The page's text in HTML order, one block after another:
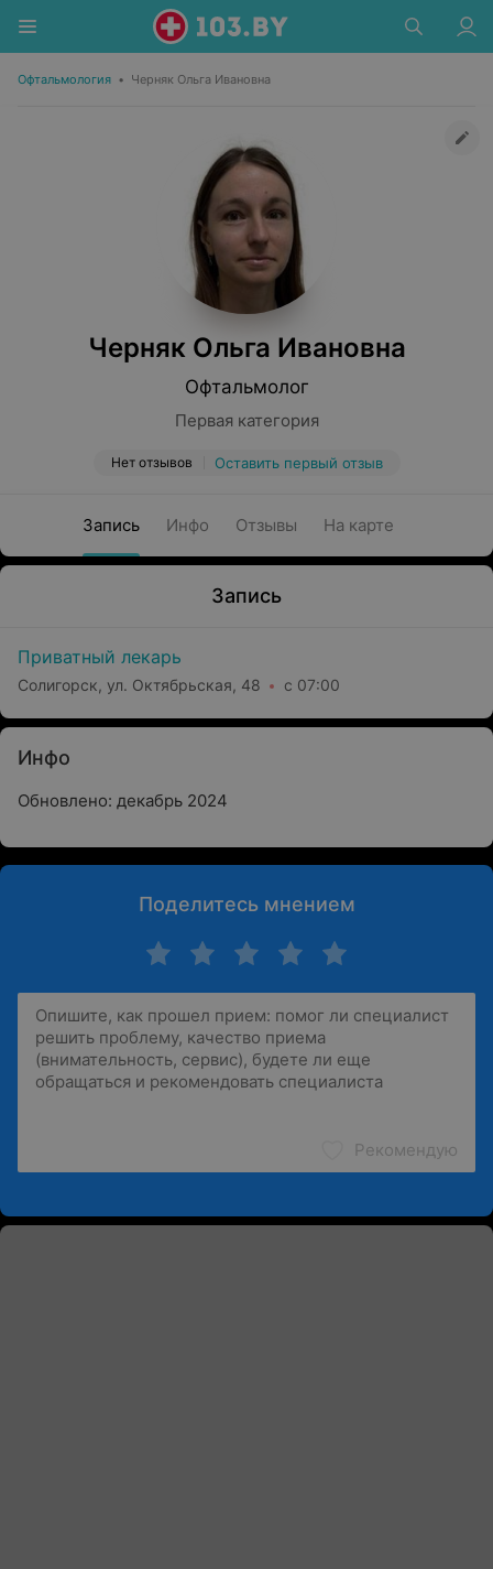
Офтальмология • Черняк Ольга Ивановна
Черняк Ольга Ивановна
Офтальмолог
Первая категория
Нет отзывов Оставить первый отзыв
Запись Инфо Отзывы На карте
Запись
Приватный лекарь
Солигорск, ул. Октябрьская, 48 с 07:00
Инфо
Обновлено: декабрь 2024
Поделитесь мнением
Рекомендую